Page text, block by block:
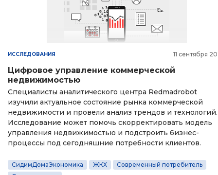
ИССЛЕДОВАНИЯ 11 сентября
Цифровое управление коммерческой
недвижимостью
Специалисты аналитического центра Redmadrobot
изучили актуальное состояние рынка коммерческой
недвижимости и провели анализ трендов и технологий.
Исследование может помочь скорректировать модель
управления недвижимостью и подстроить бизнес-
процессы под сегодняшние потребности клиентов.
СидимДомаЭкономика ЖКХ
Современный потребитель